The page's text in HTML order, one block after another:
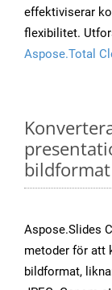
effektiviserar
flexibilitet.
Aspose.Total
Aspose.Slides
metoder för att
bildformat,